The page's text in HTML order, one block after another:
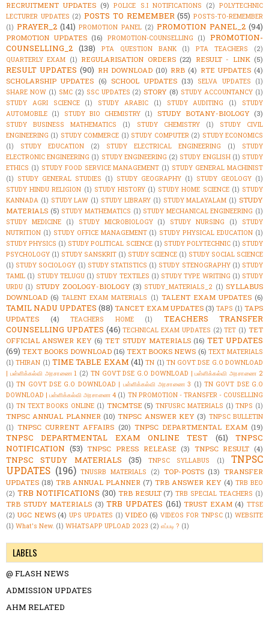
RECRUITMENT UPDATES (9) POLICE S.I NOTIFICATIONS (2) POLYTECHNIC
LECTURER UPDATES (2) POSTS TO REMEMBER (55) POSTS-TO-REMEMBER
(1) PRAYER_2 (141) PROMOTION PANEL (2) PROMOTION PANEL_2 (94)
PROMOTION UPDATES (16) PROMOTION-COUNSELLING (1)
PROMOTION-
COUNSELLING_2 (138) PTA QUESTION BANK (1) PTA TEACHERS
(2)
QUARTERLY EXAM (1) REGULARISATION ORDERS (22) RESULT - LINK (5)
RESULT UPDATES (90) RH DOWNLOAD (10) RRB (4) RTE UPDATES (4)
SCHOLARSHIP UPDATES (6) SCHOOL UPDATES (13) SELVA UPDATES
(1)
SHARE NOW (1) SMC (2) SSC UPDATES (2) STORY (8) STUDY ACCOUNTANCY (1)
STUDY AGRI SCIENCE
(1) STUDY ARABIC (1) STUDY AUDITING (1)
STUDY
AUTOMOBILE (1) STUDY BIO CHEMISTRY (1) STUDY BOTANY-BIOLOGY (3)
STUDY BUSINESS MATHEMATICS (1) STUDY CHEMISTRY (1)
STUDY CIVIL
ENGINEERING (1) STUDY COMMERCE (1) STUDY COMPUTER (2) STUDY ECONOMICS
(1)
STUDY EDUCATION (2) STUDY ELECTRICAL ENGINEERING (1)
STUDY
ELECTRONIC ENGINEERING (1) STUDY ENGINEERING (2) STUDY ENGLISH (1) STUDY
ETHICS (1) STUDY FOOD SERVICE MANAGEMENT (1) STUDY GENERAL MACHINIST
(1) STUDY GENERAL STUDIES (1) STUDY GEOGRAPHY (1) STUDY GEOLOGY (1)
STUDY HINDU RELIGION (1) STUDY HISTORY (1) STUDY HOME SCIENCE (1) STUDY
KANNADA (1) STUDY LAW (1) STUDY LIBRARY (1) STUDY MALAYALAM (1) STUDY
MATERIALS (5) STUDY MATHEMATICS (1) STUDY MECHANICAL ENGINEERING (1)
STUDY MEDICINE
(1) STUDY MICROBIOLOGY (1) STUDY NURSING (1)
STUDY
NUTRITION (1) STUDY OFFICE MANAGEMENT (1) STUDY PHYSICAL EDUCATION (1)
STUDY PHYSICS (1) STUDY POLITICAL SCIENCE (1) STUDY POLYTECHNIC (1) STUDY
PSYCHOLOGY (1) STUDY SANSKRIT (1) STUDY SCIENCE (1) STUDY SOCIAL SCIENCE
(1) STUDY SOCIOLOGY (1) STUDY STATISTICS (1) STUDY STENOGRAPHY (1) STUDY
TAMIL (1) STUDY TELUGU (1) STUDY TEXTILES (1) STUDY TYPE WRITING (1) STUDY
URDU (1) STUDY ZOOLOGY-BIOLOGY (3) STUDY_MATERIALS_2 (1) SYLLABUS
DOWNLOAD (6) TALENT EXAM MATERIALS (1) TALENT EXAM UPDATES (6)
TAMIL NADU UPDATES (88) TANCET EXAM UPDATES (3) TAPS (1) TAPS
UPDATES
(4) TEACHERS HOME (1)
TEACHERS TRANSFER
COUNSELLING UPDATES (46) TECHNICAL EXAM UPDATES (2) TET (1) TET
OFFICIAL ANSWER KEY (6) TET STUDY MATERIALS (16) TET UPDATES
(69) TEXT BOOKS DOWNLOAD (16) TEXT BOOKS NEWS (6) TEXT MATERIALS
(1) THIRAN (1) TIME TABLE EXAM (41) TN (1) TN GOVT DSE G.O DOWNLOAD
| பள்ளிக்கல்வி அரசாணை 1 (2) TN GOVT DSE G.O DOWNLOAD | பள்ளிக்கல்வி அரசாணை 2
(1) TN GOVT DSE G.O DOWNLOAD | பள்ளிக்கல்வி அரசாணை 3 (1) TN GOVT DSE G.O
DOWNLOAD | பள்ளிக்கல்வி அரசாணை 4 (1) TN PROMOTION - TRANSFER - COUSELLING
(1) TN TEXT BOOKS ONLINE (1) TNCMTSE (5) TNFUSRC MATERIALS (1) TNPS (1)
TNPSC ANNUAL PLANNER (10) TNPSC ANSWER KEY (3) TNPSC BULLETIN
(1) TNPSC CURRENT AFFAIRS (20) TNPSC DEPARTMENTAL EXAM (19)
TNPSC DEPARTMENTAL EXAM ONLINE TEST (61)
TNPSC
NOTIFICATION (53) TNPSC PRESS RELEASE (3) TNPSC RESULT (4)
TNPSC STUDY MATERIALS (35) TNPSC SYLLABUS (1)
TNPSC
UPDATES (196) TNUSRB MATERIALS (2) TOP-POSTS (13) TRANSFER
UPDATES (18) TRB ANNUAL PLANNER (7) TRB ANSWER KEY (4) TRB BEO
(2) TRB NOTIFICATIONS (30) TRB RESULT (7) TRB SPECIAL TEACHERS (1)
TRB STUDY MATERIALS (3) TRB UPDATES (161) TRUST EXAM (4) TTSE
(2) UGC NEWS (4) UPS UPDATES (1) VIDEO (6) VIDEOS FOR TNPSC (1) WEBSITE
(1) What's New. (1) WHATSAPP UPLOAD 2023 (2) எப்படி ? (1)
LABELS
@ FLASH NEWS
ADMISSION UPDATES
AHM RELATED